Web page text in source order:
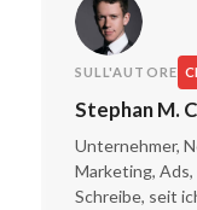
SULL'AUTORE
Stephan M.
Unternehmer,
Marketing,
Schreibe, seit